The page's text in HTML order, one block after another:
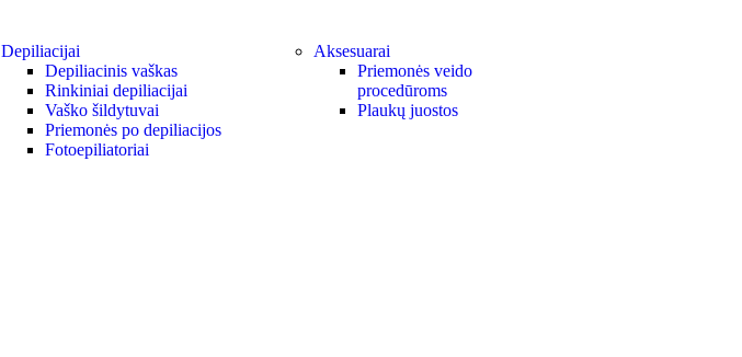
Depiliacijai
Depiliacinis vaškas
Rinkiniai depiliacijai
Vaško šildytuvai
Priemonės po depiliacijos
Fotoepiliatoriai
Aksesuarai
Priemonės veido
procedūroms
Plaukų juostos